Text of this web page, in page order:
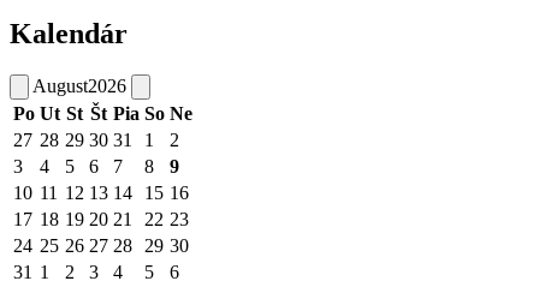
Kalendár
August2026
Po Ut St Št Pia So Ne
27 28 29 30 31 1
2
3
4 5 6 7 8
9
10 11 12 13 14 15 16
17 18 19 20 21 22 23
24 25 26 27 28 29 30
31 1 2 3 4 5 6